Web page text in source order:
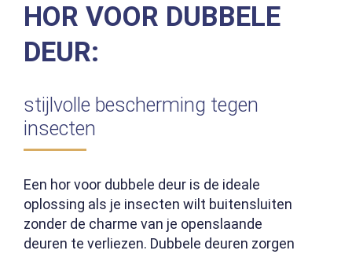
HOR VOOR DUBBELE
DEUR:
stijlvolle bescherming tegen
insecten
Een hor voor dubbele deur is de ideale
oplossing als je insecten wilt buitensluiten
zonder de charme van je openslaande
deuren te verliezen. Dubbele deuren zorgen